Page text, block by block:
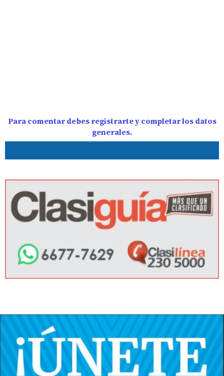
Para comentar debes registrarte y completar los datos
generales.